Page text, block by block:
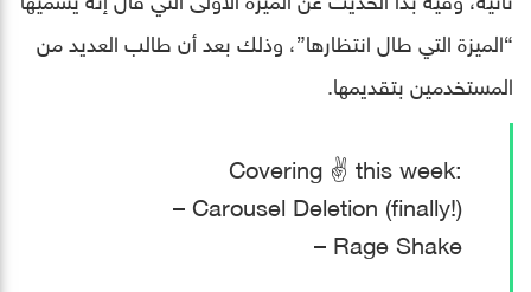
“الميزة التي طال انتظارها”، وذلك بعد أن طالب العديد من
المستخدمين بتقديمها.
Covering ✌️ this week:
– Carousel Deletion (finally!)
– Rage Shake